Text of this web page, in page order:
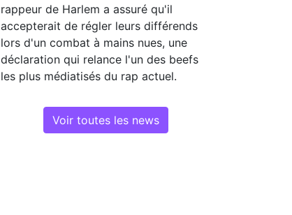
rappeur de Harlem a assuré qu'il
accepterait de régler leurs différends
lors d'un combat à mains nues, une
déclaration qui relance l'un des beefs
les plus médiatisés du rap actuel.
Voir toutes les news